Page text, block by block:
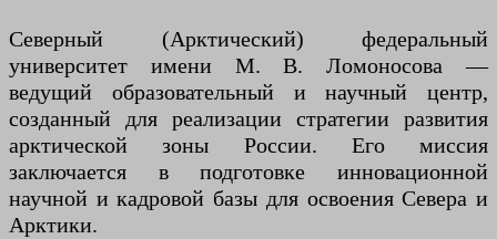
Северный (Арктический) федеральный
университет имени М. В. Ломоносова —
ведущий образовательный и научный центр,
созданный для реализации стратегии развития
арктической зоны России. Его миссия
заключается в подготовке инновационной
научной и кадровой базы для освоения Севера и
Арктики.